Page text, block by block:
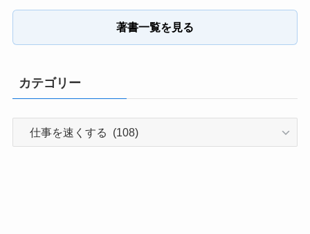
著書一覧を見る
カテゴリー